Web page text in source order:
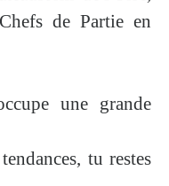
Chefs de Partie en
une grande
tu restes